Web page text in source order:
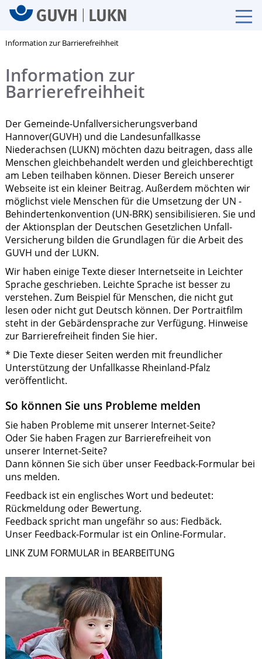
Information zur Barrierefreihheit
Information zur
Barrierefreihheit
Der Gemeinde-Unfallversicherungsverband
Hannover(GUVH) und die Landesunfallkasse
Niederachsen (LUKN) möchten dazu beitragen, dass alle
Menschen gleichbehandelt werden und gleichberechtigt
am Leben teilhaben können. Dieser Bereich unserer
Webseite ist ein kleiner Beitrag. Außerdem möchten wir
möglichst viele Menschen für die Umsetzung der UN -
Behindertenkonvention (UN-BRK) sensibilisieren. Sie und
der Aktionsplan der Deutschen Gesetzlichen Unfall-
Versicherung bilden die Grundlagen für die Arbeit des
GUVH und der LUKN.
Wir haben einige Texte dieser Internetseite in Leichter
Sprache geschrieben. Leichte Sprache ist besser zu
verstehen. Zum Beispiel für Menschen, die nicht gut
lesen oder nicht gut Deutsch können. Der Portraitfilm
steht in der Gebärdensprache zur Verfügung. Hinweise
zur Barrierefreiheit finden Sie hier.
* Die Texte dieser Seiten werden mit freundlicher
Unterstützung der Unfallkasse Rheinland-Pfalz
veröffentlicht.
So können Sie uns Probleme melden
Sie haben Probleme mit unserer Internet-Seite?
Oder Sie haben Fragen zur Barrierefreiheit von
unserer Internet-Seite?
Dann können Sie sich über unser Feedback-Formular bei
uns melden.
Feedback ist ein englisches Wort und bedeutet:
Rückmeldung oder Bewertung.
Feedback spricht man ungefähr so aus: Fiedbäck.
Unser Feedback-Formular ist ein Online-Formular.
LINK ZUM FORMULAR in BEARBEITUNG